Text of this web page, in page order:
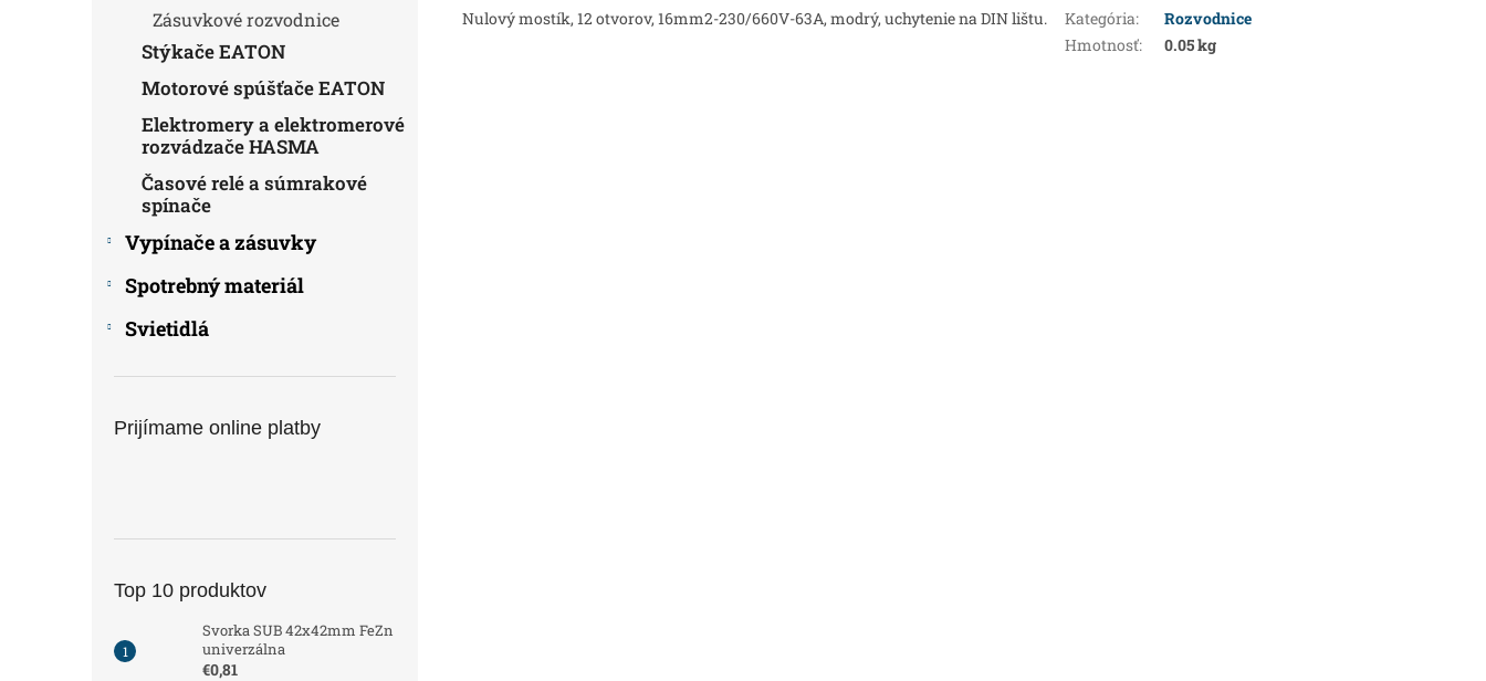
Zásuvkové rozvodnice
Stýkače EATON
Motorové spúšťače EATON
Elektromery a elektromerové
rozvádzače HASMA
Časové relé a súmrakové
spínače
Vypínače a zásuvky
Spotrebný materiál
Svietidlá
Prijímame online platby
Top 10 produktov
Svorka SUB 42x42mm FeZn
univerzálna
€0,81
Nulový mostík, 12 otvorov, 16mm2-230/660V-63A, modrý, uchytenie na DIN lištu. Kategória:
Rozvodnice
Hmotnosť: 0.05 kg